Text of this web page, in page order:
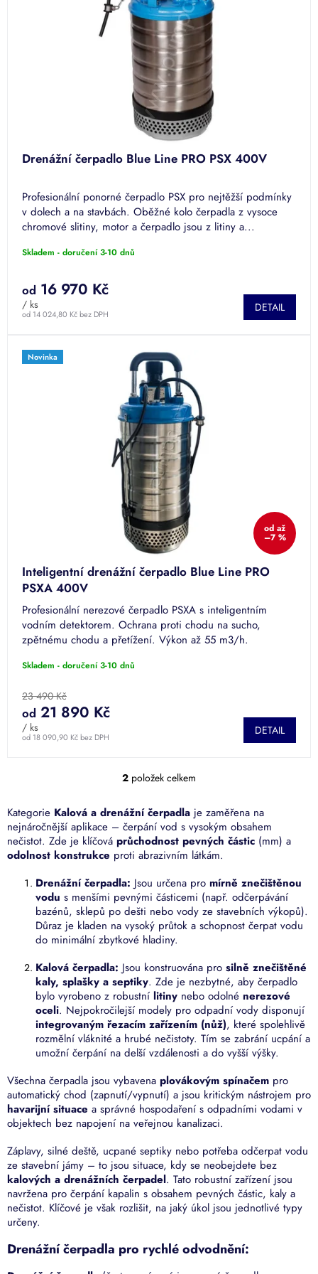
Drenážní čerpadlo Blue Line PRO PSX 400V
Profesionální ponorné čerpadlo PSX pro nejtěžší podmínky
v dolech a na stavbách. Oběžné kolo čerpadla z vysoce
chromové slitiny, motor a čerpadlo jsou z litiny a...
Skladem - doručení 3-10 dnů
od 14 024,80 Kč bez DPH
od 16 970 Kč
/ ks DETAIL
Novinka
od až
–7 %
Inteligentní drenážní čerpadlo Blue Line PRO
PSXA 400V
Profesionální nerezové čerpadlo PSXA s inteligentním
vodním detektorem. Ochrana proti chodu na sucho,
zpětnému chodu a přetížení. Výkon až 55 m3/h.
Skladem - doručení 3-10 dnů
23 490 Kč
od 18 090,90 Kč bez DPH
od 21 890 Kč
/ ks DETAIL
O
l
á
d
a
c
í
p
r
v
k
y
ý
p
i
s
u
2 položek celkem
Kategorie Kalová a drenážní čerpadla je zaměřena na
nejnáročnější aplikace – čerpání vod s vysokým obsahem
nečistot. Zde je klíčová průchodnost pevných částic (mm) a
odolnost konstrukce proti abrazivním látkám.
Drenážní čerpadla: Jsou určena pro mírně znečištěnou
vodu s menšími pevnými částicemi (např. odčerpávání
bazénů, sklepů po dešti nebo vody ze stavebních výkopů).
Důraz je kladen na vysoký průtok a schopnost čerpat vodu
do minimální zbytkové hladiny.
Kalová čerpadla: Jsou konstruována pro silně znečištěné
kaly, splašky a septiky. Zde je nezbytné, aby čerpadlo
bylo vyrobeno z robustní litiny nebo odolné nerezové
oceli. Nejpokročilejší modely pro odpadní vody disponují
integrovaným řezacím zařízením (nůž), které spolehlivě
rozmělní vláknité a hrubé nečistoty. Tím se zabrání ucpání a
umožní čerpání na delší vzdálenosti a do vyšší výšky.
Všechna čerpadla jsou vybavena plovákovým spínačem pro
automatický chod (zapnutí/vypnutí) a jsou kritickým nástrojem pro
havarijní situace a správné hospodaření s odpadními vodami v
objektech bez napojení na veřejnou kanalizaci.
Záplavy, silné deště, ucpané septiky nebo potřeba odčerpat vodu
ze stavební jámy – to jsou situace, kdy se neobejdete bez
kalových a drenážních čerpadel. Tato robustní zařízení jsou
navržena pro čerpání kapalin s obsahem pevných částic, kaly a
nečistot. Klíčové je však rozlišit, na jaký úkol jsou jednotlivé typy
určeny.
Drenážní čerpadla pro rychlé odvodnění: